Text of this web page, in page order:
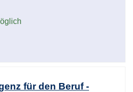
für den Beruf -